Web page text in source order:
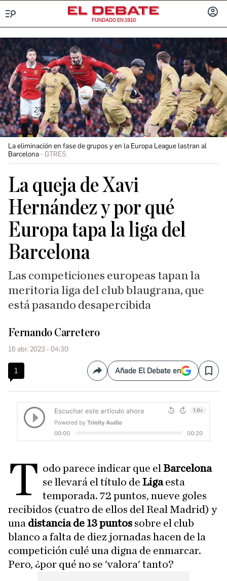
FUNDADO EN 1910
La eliminación en fase de grupos y en la Europa League lastran al
Barcelona
GTRES
La queja de Xavi
Hernández y por qué
Europa tapa la liga del
Barcelona
Las competiciones europeas tapan la
meritoria liga del club blaugrana, que
está pasando desapercibida
Fernando Carretero
16 abr. 2023 - 04:30
1 CompartirAñade El Debate en Save
T odo parece indicar que elBarcelona
se llevará el título deLigaesta
temporada. 72 puntos, nueve goles
recibidos (cuatro de ellos del Real Madrid) y
una distancia de 13 puntos sobre el club
blanco a falta de diez jornadas hacen de la
competición culé una digna de enmarcar.
Pero, ¿por qué no se 'valora' tanto?